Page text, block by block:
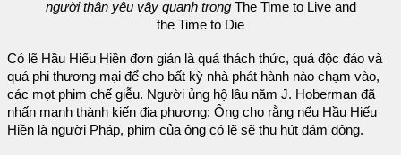
người thân yêu vây quanh trong The Time to Live and
the Time to Die
Có lẽ Hầu Hiếu Hiền đơn giản là quá thách thức, quá độc đáo và
quá phi thương mại để cho bất kỳ nhà phát hành nào chạm vào,
các mọt phim chế giễu. Người ủng hộ lâu năm J. Hoberman đã
nhấn mạnh thành kiến địa phương: Ông cho rằng nếu Hầu Hiếu
Hiền là người Pháp, phim của ông có lẽ sẽ thu hút đám đông.